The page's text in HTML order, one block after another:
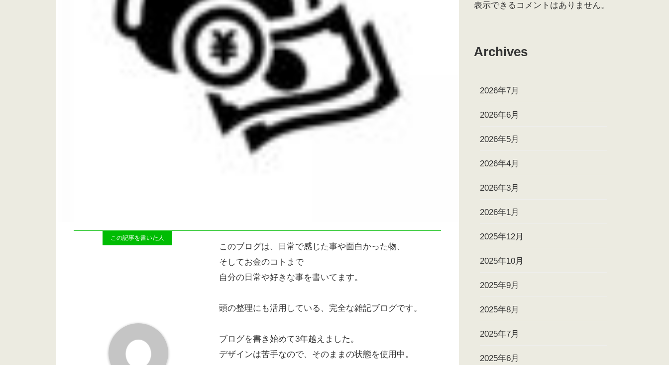
このブログは、日常で感じた事や面白かった物、
そしてお金のコトまで
自分の日常や好きな事を書いてます。
頭の整理にも活用している、完全な雑記ブログです。
ブログを書き始めて3年越えました。
デザインは苦手なので、そのままの状態を使用中。
表示できるコメントはありません。
Archives
2026年7月
2026年6月
2026年5月
2026年4月
2026年3月
2026年1月
2025年12月
2025年10月
2025年9月
2025年8月
2025年7月
2025年6月